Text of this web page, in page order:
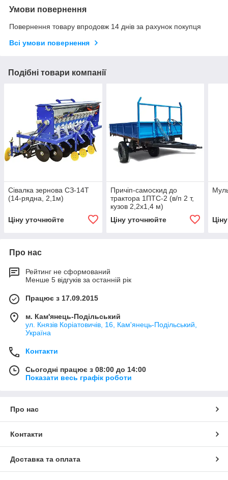
Умови повернення
Повернення товару впродовж 14 днів за рахунок покупця
Всі умови повернення
Подібні товари компанії
Сівалка зернова СЗ-14Т
(14-рядна, 2,1м)
Ціну уточнюйте
Причіп-самоскид до
трактора 1ПТС-2 (в/п 2 т,
кузов 2,2х1,4 м)
Ціну уточнюйте
Про нас
Рейтинг не сформований
Менше 5 відгуків за останній рік
Працює з 17.09.2015
м. Кам'янець-Подільський
ул. Князів Коріатовичів, 16, Кам'янець-Подільський,
Україна
Контакти
Сьогодні працює з 08:00 до 14:00
Показати весь графік роботи
Про нас
Контакти
Доставка та оплата